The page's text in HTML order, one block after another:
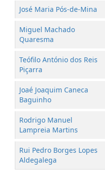
José Maria Pós-de-Mina
Miguel Machado
Quaresma
Teófilo António dos Reis
Piçarra
Joaé Joaquim Caneca
Baguinho
Rodrigo Manuel
Lampreia Martins
Rui Pedro Borges Lopes
Aldegalega